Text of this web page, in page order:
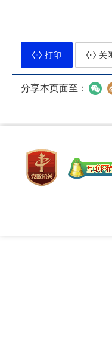
打印 关
分享本页面至：